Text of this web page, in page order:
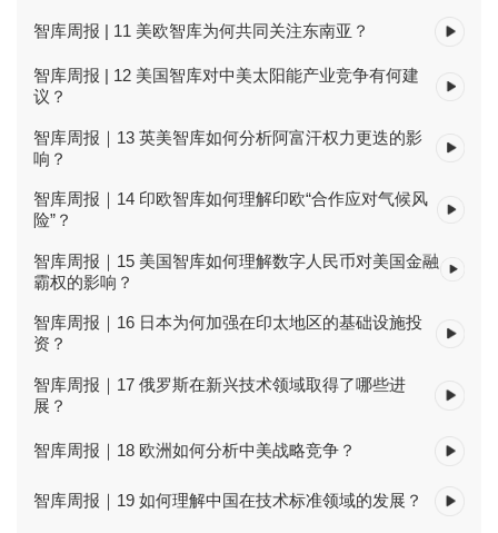
智库周报 | 11 美欧智库为何共同关注东南亚？
智库周报 | 12 美国智库对中美太阳能产业竞争有何建
议？
智库周报｜13 英美智库如何分析阿富汗权力更迭的影
响？
智库周报｜14 印欧智库如何理解印欧“合作应对气候风
险”？
智库周报｜15 美国智库如何理解数字人民币对美国金融
霸权的影响？
智库周报｜16 日本为何加强在印太地区的基础设施投
资？
智库周报｜17 俄罗斯在新兴技术领域取得了哪些进
展？
智库周报｜18 欧洲如何分析中美战略竞争？
智库周报｜19 如何理解中国在技术标准领域的发展？